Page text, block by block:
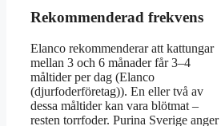
Rekommenderad frekvens
Elanco rekommenderar att kattungar
mellan 3 och 6 månader får 3–4
måltider per dag (Elanco
(djurfoderföretag)). En eller två av
dessa måltider kan vara blötmat –
resten torrfoder. Purina Sverige anger